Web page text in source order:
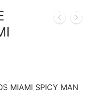
MIAMI SPICY MAN